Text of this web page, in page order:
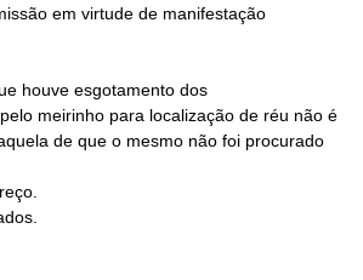
houve esgotamento dos